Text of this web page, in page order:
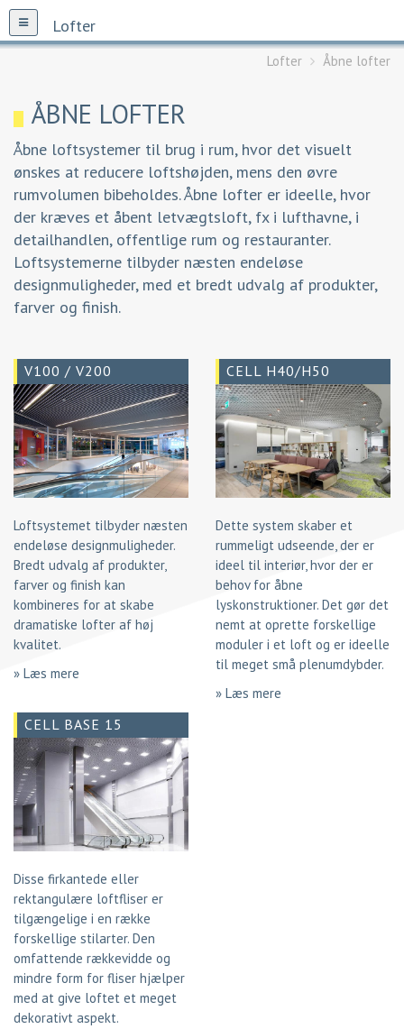
Lofter
Lofter Åbne lofter
ÅBNE LOFTER
Åbne loftsystemer til brug i rum, hvor det visuelt
ønskes at reducere loftshøjden, mens den øvre
rumvolumen bibeholdes. Åbne lofter er ideelle, hvor
der kræves et åbent letvægtsloft, fx i lufthavne, i
detailhandlen, offentlige rum og restauranter.
Loftsystemerne tilbyder næsten endeløse
designmuligheder, med et bredt udvalg af produkter,
farver og finish.
V100 / V200
Loftsystemet tilbyder næsten
endeløse designmuligheder.
Bredt udvalg af produkter,
farver og finish kan
kombineres for at skabe
dramatiske lofter af høj
kvalitet.
» Læs mere
CELL H40/H50
Dette system skaber et
rummeligt udseende, der er
ideel til interiør, hvor der er
behov for åbne
lyskonstruktioner. Det gør det
nemt at oprette forskellige
moduler i et loft og er ideelle
til meget små plenumdybder.
» Læs mere
CELL BASE 15
Disse firkantede eller
rektangulære loftfliser er
tilgængelige i en række
forskellige stilarter. Den
omfattende rækkevidde og
mindre form for fliser hjælper
med at give loftet et meget
dekorativt aspekt.